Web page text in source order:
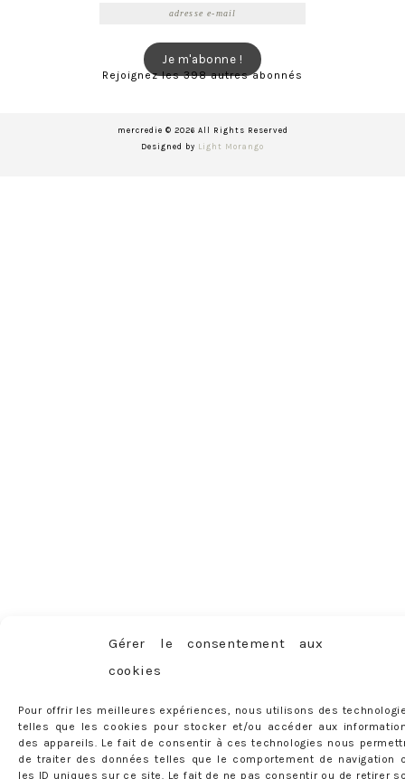
Gérer le consentement aux
cookies
Pour offrir les meilleures expériences, nous utilisons des
telles que les cookies pour stocker et/ou accéder aux
des appareils. Le fait de consentir à ces technologies nous
de traiter des données telles que le comportement de navigation
les ID uniques sur ce site. Le fait de ne pas consentir ou de retirer
Je m'abonne !
Rejoignez les 398 autres abonnés
mercredie © 2026 All Rights Reserved
Designed by Light Morango